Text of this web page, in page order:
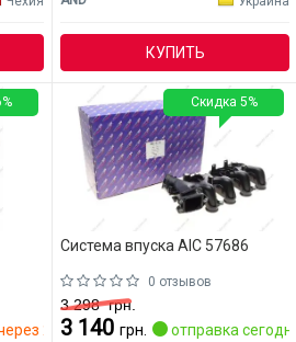
КУПИТЬ
2 дн.
Система впуска AIC 57686
0 отзывов
3 298грн.
3 140 грн. отправка
Скидка 5%